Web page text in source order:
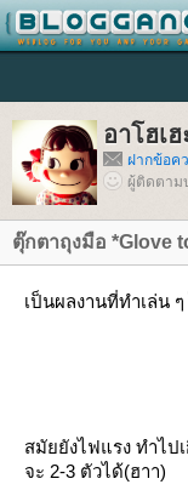
อาโฮเฮ
ฝากข้อค
ผู้ติดตาม
ตุ๊กตาถุงมือ *Glove
เป็นผลงานที่ทำเล่น
สมัยยังไฟแรง ทำไป
จะ 2-3 ตัวได้(ฮาา)